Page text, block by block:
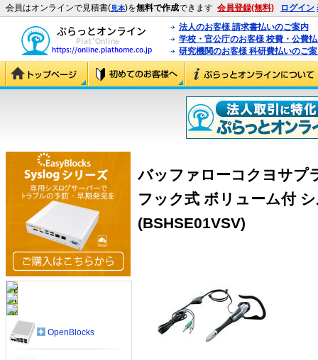
会員はオンラインで見積書(見本)を無料で作成できます 会員登録(無料) ログイン
法人のお客様 請求書払いのご案内
学校・官公庁のお客様 校費・公費
研究機関のお客様 科研費払いのご
バッファローコクヨサプ
フック式 ボリューム付
(BSHSE01VSV)
OpenBlocks